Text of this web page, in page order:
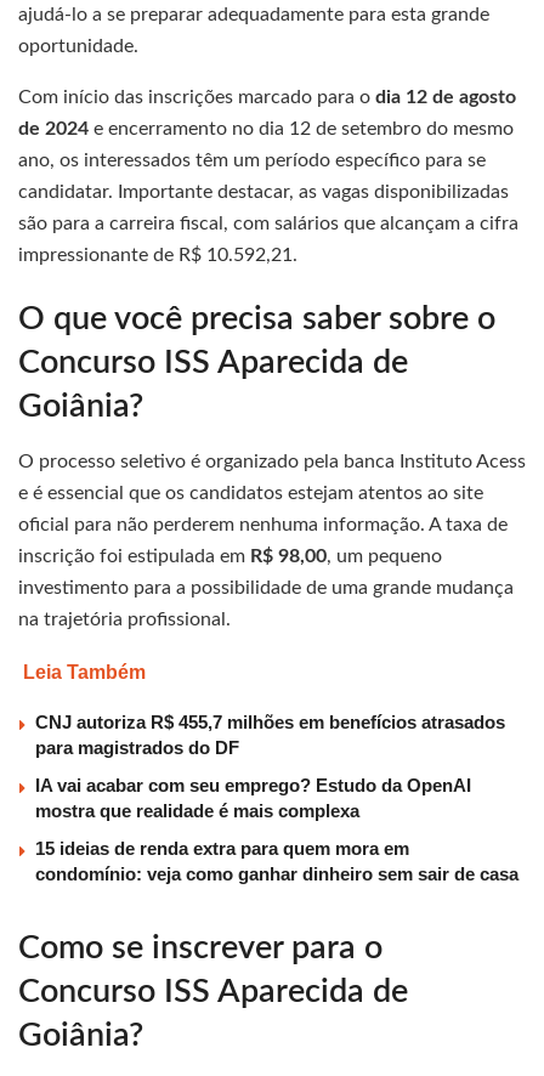
ajudá-lo a se preparar adequadamente para esta grande
oportunidade.
Com início das inscrições marcado para o dia 12 de agosto
de 2024 e encerramento no dia 12 de setembro do mesmo
ano, os interessados têm um período específico para se
candidatar. Importante destacar, as vagas disponibilizadas
são para a carreira fiscal, com salários que alcançam a cifra
impressionante de R$ 10.592,21.
O que você precisa saber sobre o
Concurso ISS Aparecida de
Goiânia?
O processo seletivo é organizado pela banca Instituto Acess
e é essencial que os candidatos estejam atentos ao site
oficial para não perderem nenhuma informação. A taxa de
inscrição foi estipulada em R$ 98,00, um pequeno
investimento para a possibilidade de uma grande mudança
na trajetória profissional.
Leia Também
CNJ autoriza R$ 455,7 milhões em benefícios atrasados
para magistrados do DF
IA vai acabar com seu emprego? Estudo da OpenAI
mostra que realidade é mais complexa
15 ideias de renda extra para quem mora em
condomínio: veja como ganhar dinheiro sem sair de casa
Como se inscrever para o
Concurso ISS Aparecida de
Goiânia?